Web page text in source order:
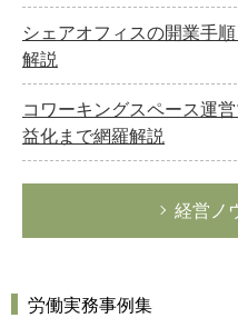
労務管理
税務経理
企業法務
経営の知恵
総務の給
秘書のノ
シェアオフィスの開業手
解説
コワーキングスペース運
益化まで網羅解説
経営ノ
労働実務事例集